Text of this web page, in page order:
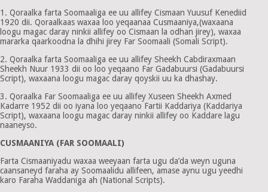
1. Qoraalka farta Soomaaliga ee uu allifey Cismaan Yuusuf Kenediid
1920 dii. Qoraalkaas waxaa loo yeqaanaa Cusmaaniya,(waxaana
loogu magac daray ninkii allifey oo Cismaan la odhan jirey), waxaa
mararka qaarkoodna la dhihi jirey Far Soomaali (Somali Script).
2. Qoraalka farta Soomaaliga ee uu allifey Sheekh Cabdiraxmaan
Sheekh Nuur 1933 dii oo loo yeqaano Far Gadabuursi (Gadabuursi
Script), waxaana loogu magac daray qoyskii uu ka dhashay.
3. Qoraalka Far Soomaaliga ee uu allifey Xuseen Sheekh Axmed
Kadarre 1952 dii oo iyana loo yeqaano Fartii Kaddariya (Kaddariya
Script), waxaana loogu magac daray ninkii allifey oo Kaddare lagu
naaneyso.
CUSMAANIYA (FAR SOOMAALI)
Farta Cismaaniyadu waxaa weeyaan farta ugu da’da weyn uguna
caansaneyd faraha ay Soomaalidu allifeen, amase aynu ugu yeedhi
karo Faraha Waddaniga ah (National Scripts).